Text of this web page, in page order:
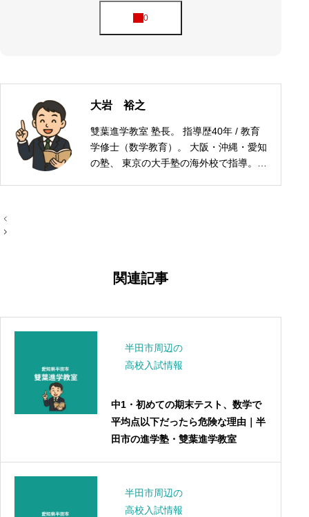
大岩 裕之
雙葉進学教室 塾長。 指導歴40年 / 教育
学修士（数学教育）。 大阪・沖縄・愛知
の塾、 東京の大手塾の海外校で指導。
投
稿
関連記事
半田市周辺の
高校入試情報
中1・初めての期末テスト、数学で
平均点以下だったら危険な理由｜半
田市の進学塾・雙葉進学教室
半田市周辺の
高校入試情報